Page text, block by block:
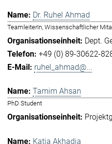
Dr. Ruhel Ahmad
TeamleiterIn, Wissenschaftlicher
Dept.
+49 (0) 89-30622-
ruhel_ahmad@...
Tamim Ahsan
PhD Student
Katja Akhadia